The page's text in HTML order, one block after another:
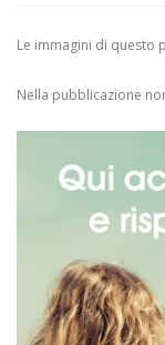
Le immagini di questo
Nella pubblicazione